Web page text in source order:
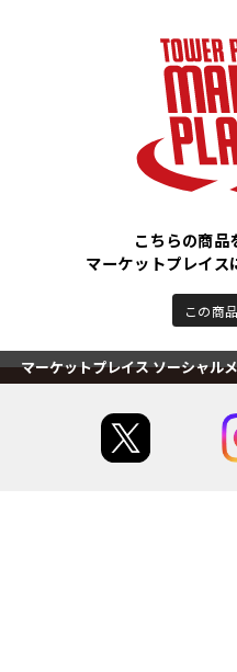
こちらの商品
マーケットプレイス
この商
マーケットプレイス ソーシャル